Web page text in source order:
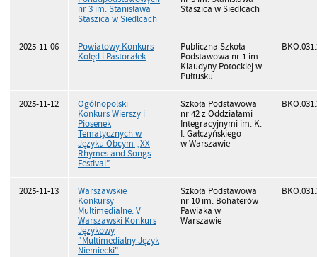
nr 3 im. Stanisława
Staszica w Siedlcach
Staszica w Siedlcach
2025-11-06
Powiatowy Konkurs
Kolęd i Pastorałek
Publiczna Szkoła
Podstawowa nr 1 im.
Klaudyny Potockiej w
Pułtusku
2025-11-12
Ogólnopolski
Konkurs Wierszy i
Piosenek
Tematycznych w
Języku Obcym „XX
Rhymes and Songs
Festival”
Szkoła Podstawowa
nr 42 z Oddziałami
Integracyjnymi im. K.
I. Gałczyńskiego
w Warszawie
2025-11-13
Warszawskie
Konkursy
Multimedialne: V
Warszawski Konkurs
Językowy
"Multimedialny Język
Niemiecki"
Szkoła Podstawowa
nr 10 im. Bohaterów
Pawiaka w
Warszawie